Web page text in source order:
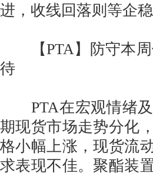
进，收线回落则等企
【PTA】防守本周
待
PTA在宏观情绪及
期现货市场走势分化
格小幅上涨，现货流
求表现不佳。聚酯装